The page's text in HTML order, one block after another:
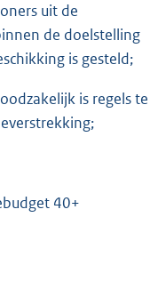
uit de
de doelstelling
is gesteld;
is regels te
40+